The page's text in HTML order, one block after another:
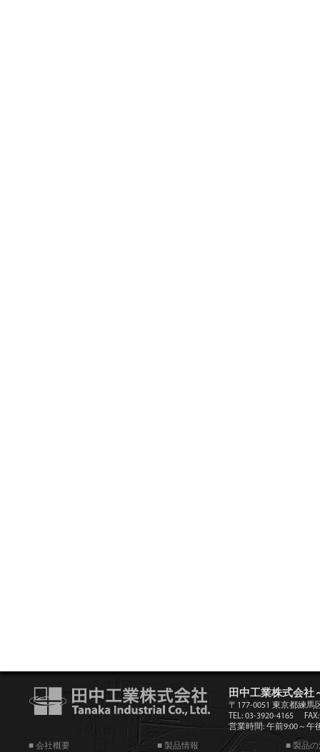
田中工業株式会社
〒177-0051 東京都練馬
TEL: 03-3920-4165
営業時間: 午前9:00～午
■ 会社概要 ■ 製品情報 ■ 製品